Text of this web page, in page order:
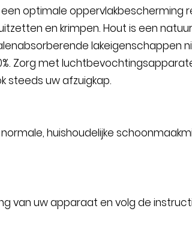
optimale
en krimpen. Hout is een
lakeigenschappen
Zorg met
steeds uw afzuigkap.
huishoudelijke
van uw apparaat en volg de